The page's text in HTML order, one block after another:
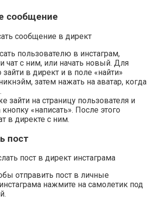
сообщение
пользователю в инстаграм,
чат с ним, или начать новый. Для
зайти в директ и в поле «найти»
затем нажать на аватар, когда
зайти на страницу пользователя и
«написать». После этого
в директе с ним.
пост
отправить пост в личные
нажмите на самолетик под